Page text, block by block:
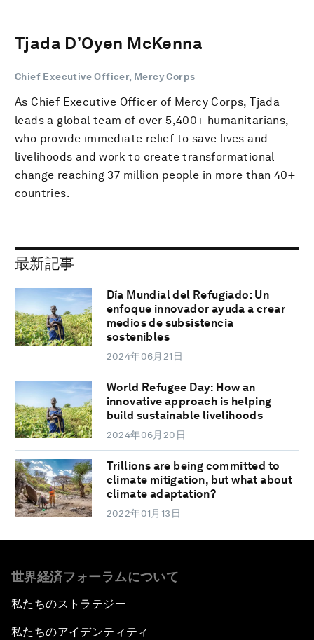
Tjada D’Oyen McKenna
Chief Executive Officer, Mercy Corps
As Chief Executive Officer of Mercy Corps, Tjada
leads a global team of over 5,400+ humanitarians,
who provide immediate relief to save lives and
livelihoods and work to create transformational
change reaching 37 million people in more than 40+
countries.
最新記事
Día Mundial del Refugiado: Un
enfoque innovador ayuda a crear
medios de subsistencia
sostenibles
2024年06月21日
World Refugee Day: How an
innovative approach is helping
build sustainable livelihoods
2024年06月20日
Trillions are being committed to
climate mitigation, but what about
climate adaptation?
2022年01月13日
世界経済フォーラムについて
私たちのストラテジー
私たちのアイデンティティ